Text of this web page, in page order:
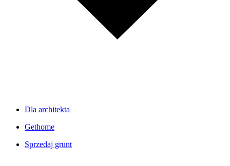
Dla architekta
Gethome
Sprzedaj grunt